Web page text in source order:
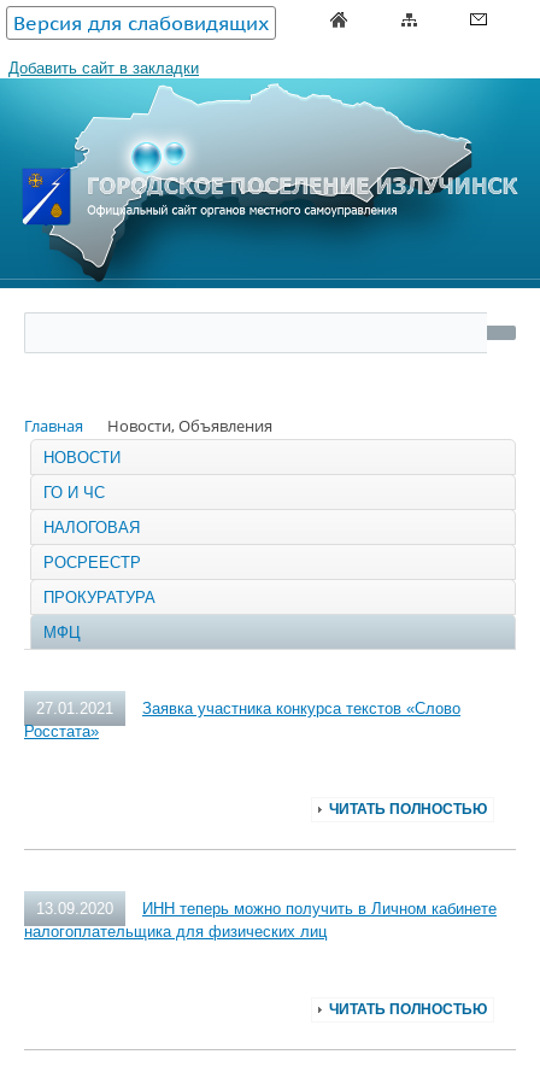
Версия для слабовидящих
Добавить сайт в закладки
Главная Новости, Объявления
НОВОСТИ
ГО И ЧС
НАЛОГОВАЯ
РОСРЕЕСТР
ПРОКУРАТУРА
МФЦ
27.01.2021
Заявка участника конкурса текстов «Слово
Росстата»
ЧИТАТЬ ПОЛНОСТЬЮ
13.09.2020
ИНН теперь можно получить в Личном кабинете
налогоплательщика для физических лиц
ЧИТАТЬ ПОЛНОСТЬЮ